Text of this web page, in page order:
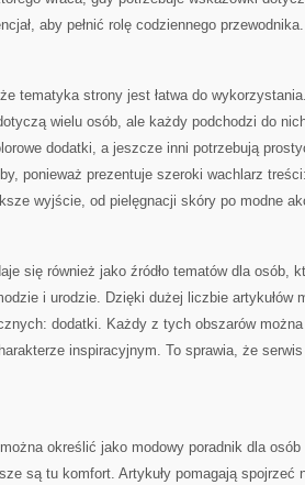
aby pełnić rolę codziennego przewodnika.
tematyka strony jest łatwa do
wielu osób, ale każdy podchodzi do
dodatki, a jeszcze inni potrzebują
ponieważ prezentuje szeroki wachlarz
wyjście, od pielęgnacji skóry po modne
się również jako źródło tematów dla osób,
i urodzie. Dzięki dużej liczbie artykułów
dodatki. Każdy z tych obszarów
inspiracyjnym. To sprawia, że
określić jako modowy poradnik dla
są tu komfort. Artykuły pomagają spojrzeć